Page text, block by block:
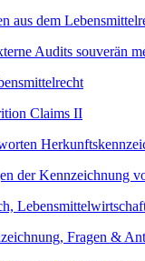
aus dem
Audits souverän
Claims II
der Kennzeichnung
Fragen &